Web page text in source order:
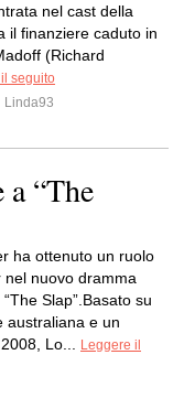
nel cast della
il finanziere caduto in
(Richard
seguito
Linda93
“The
ha ottenuto un ruolo
nel nuovo dramma
Slap”.Basato su
australiana e un
Lo...
Leggere il